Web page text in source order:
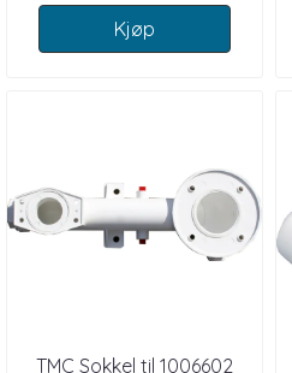
Kjøp
TMC Sokkel til 1006602